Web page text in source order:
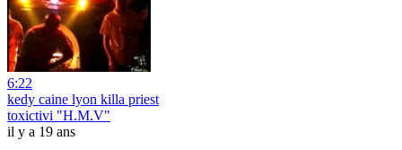
6:22
kedy caine lyon killa priest
toxictivi "H.M.V"
il y a 19 ans